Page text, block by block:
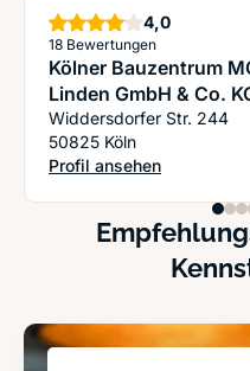
4,0Sterne
18 Bewertungen
Kölner Bauzentrum
Linden GmbH & Co.
Widdersdorfer Str. 244
50825 Köln
Profil ansehen
: Kölner Bauzentrum